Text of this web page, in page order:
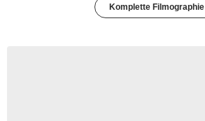
Komplette Filmographie